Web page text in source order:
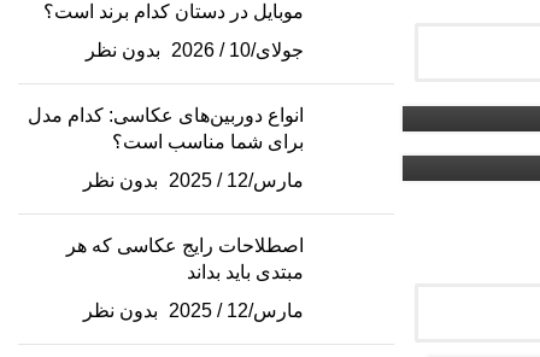
موبایل در دستان کدام برند است؟
جولای/10 / 2026
بدون نظر
انواع دوربین‌های عکاسی: کدام مدل
برای شما مناسب است؟
مارس/12 / 2025
بدون نظر
اصطلاحات رایج عکاسی که هر
مبتدی باید بداند
مارس/12 / 2025
بدون نظر